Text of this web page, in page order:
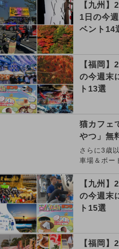
【九州】
1日の今
ベント14
【福岡】
の今週末
ト13選
猫カフェ
やつ」無
さらに3歳
車場＆ボー
【九州】
の今週末
ト15選
【福岡】